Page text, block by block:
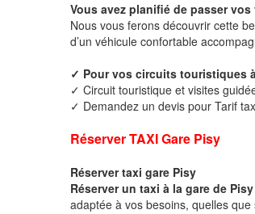
Vous avez planifié de passer
Nous vous ferons découvrir cette
d’un véhicule confortable
✓ Pour vos circuits touristiques
✓ Circuit touristique et visites
✓ Demandez un devis pour Tarif
Réserver TAXI Gare Pisy
Réserver taxi gare Pisy
Réserver un taxi à la gare de Pisy
adaptée à vos besoins, quelles